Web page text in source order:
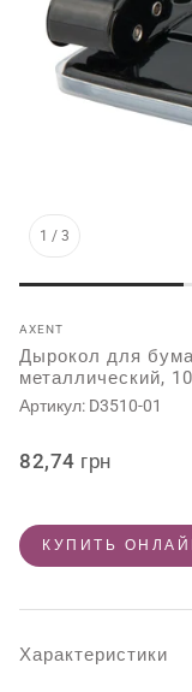
1 / 3
AXENT
Дырокол для
металлический,
Артикул: D3510-01
Обычная
82,74 грн
КУПИТЬ
Характеристики